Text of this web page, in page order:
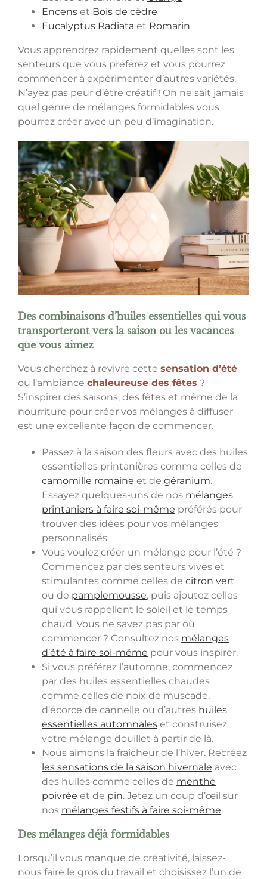
Encenset Bois de cèdre
Eucalyptus Radiata et Romarin
Vous apprendrez rapidement quelles sont les
senteurs que vous préférez et vous pourrez
commencer à expérimenter d’autres variétés.
N’ayez pas peur d’être créatif ! On ne sait jamais
quel genre de mélanges formidables vous
pourrez créer avec un peu d’imagination.
Des combinaisons d’huiles essentielles qui vous
transporteront vers la saison ou les vacances
que vous aimez
Vous cherchez à revivre cette sensation d’été
ou l’ambiance chaleureuse des fêtes ?
S’inspirer des saisons, des fêtes et même de la
nourriture pour créer vos mélanges à diffuser
est une excellente façon de commencer.
Passez à la saison des fleurs avec des huiles
essentielles printanières comme celles de
camomille romaine et de géranium.
Essayez quelques-uns de nos mélanges
printaniers à faire soi-même préférés pour
trouver des idées pour vos mélanges
personnalisés.
Vous voulez créer un mélange pour l’été ?
Commencez par des senteurs vives et
stimulantes comme celles de citron vert
ou de pamplemousse, puis ajoutez celles
qui vous rappellent le soleil et le temps
chaud. Vous ne savez pas par où
commencer ? Consultez nos mélanges
d’été à faire soi-même pour vous inspirer.
Si vous préférez l’automne, commencez
par des huiles essentielles chaudes
comme celles de noix de muscade,
d’écorce de cannelle ou d’autres huiles
essentielles automnaleset construisez
votre mélange douillet à partir de là.
Nous aimons la fraîcheur de l’hiver. Recréez
les sensations de la saison hivernale avec
des huiles comme celles de menthe
poivrée et de pin. Jetez un coup d’œil sur
nos mélanges festifs à faire soi-même.
Des mélanges déjà formidables
Lorsqu’il vous manque de créativité, laissez-
nous faire le gros du travail et choisissez l’un de